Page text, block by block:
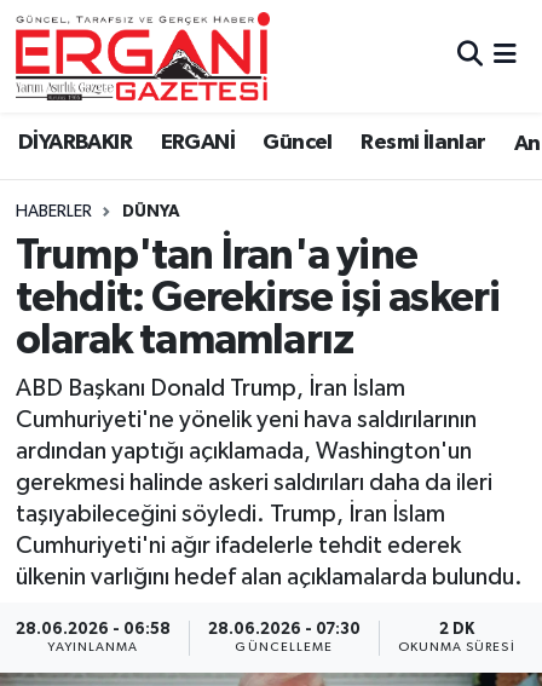
DİYARBAKIR ERGANİ Güncel Resmi İlanlar
HABERLER DÜNYA
Trump'tan İran'a yine
tehdit: Gerekirse işi askeri
olarak tamamlarız
ABD Başkanı Donald Trump, İran İslam
Cumhuriyeti'ne yönelik yeni hava saldırılarının
ardından yaptığı açıklamada, Washington'un
gerekmesi halinde askeri saldırıları daha da ileri
taşıyabileceğini söyledi. Trump, İran İslam
Cumhuriyeti'ni ağır ifadelerle tehdit ederek
ülkenin varlığını hedef alan açıklamalarda bulundu.
28.06.2026 - 06:58
YAYINLANMA
28.06.2026 - 07:30
GÜNCELLEME
2 DK
OKUNMA SÜRESI
DİYARBAKIR
BİSMİL
BAĞLAR
ERGANİ
Güncel
Eği̇ti̇m
Resmi İlanlar
Sağlık
Si̇yaset
Spor
Yaşam
Anali̇z
Ergani Nöbetçi Eczaneler
Ergani Hava Durumu
Ergani Trafik Yoğunluk Haritası
Süper Lig Puan Durumu ve Fikstür
Tüm Manşetler
Son Dakika Haberleri
Haber Arşivi